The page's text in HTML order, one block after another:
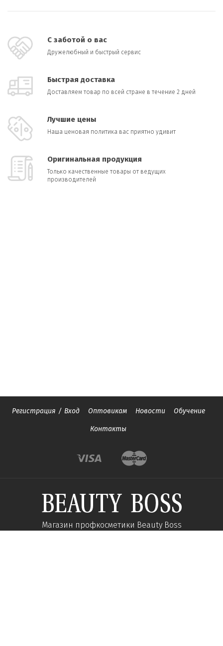
С заботой о вас
Дружелюбный и быстрый сервис
Быстрая доставка
Доставляем товар по всей стране в течение 2 дней
Лучшие цены
Наша ценовая политика вас приятно удивит
Оригинальная продукция
Только качественные товары от ведущих
производителей
Регистрация / Вход Оптовикам Новости Обучение
Контакты
Магазин профкосметики Beauty Boss